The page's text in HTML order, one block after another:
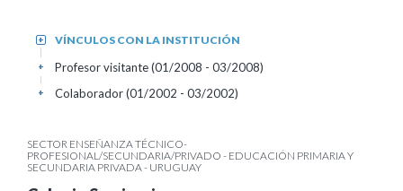
VÍNCULOS CON LA INSTITUCIÓN
+
Profesor visitante (01/2008 - 03/2008)
+
Colaborador (01/2002 - 03/2002)
+
SECTOR ENSEÑANZA TÉCNICO-
PROFESIONAL/SECUNDARIA/PRIVADO - EDUCACIÓN PRIMARIA Y
SECUNDARIA PRIVADA - URUGUAY